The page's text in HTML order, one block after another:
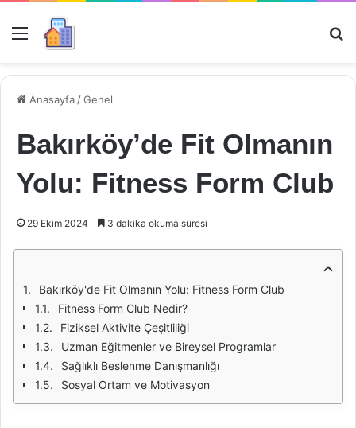
Menü
Anasayfa /Genel
Bakırköy’de Fit Olmanın
Yolu: Fitness Form Club
29 Ekim 2024 3 dakika okuma süresi
Bakırköy'de Fit Olmanın Yolu: Fitness Form Club
Fitness Form Club Nedir?
Fiziksel Aktivite Çeşitliliği
Uzman Eğitmenler ve Bireysel Programlar
Sağlıklı Beslenme Danışmanlığı
Sosyal Ortam ve Motivasyon